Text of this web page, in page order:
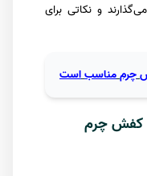
و نکاتی برای
چرممناسباست
کفش چرم